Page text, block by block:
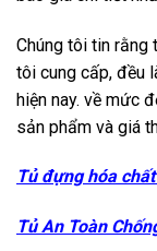
Chúng tôi tin rằng
tôi cung cấp, đều
hiện nay. về mức
sản phẩm và giá
Tủ đựng hóa
Tủ An Toàn